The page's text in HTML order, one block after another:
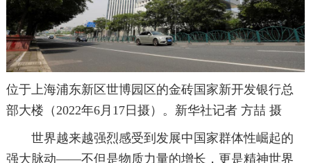
位于上海浦东新区世博园区的金砖国家新开发银行总
部大楼（2022年6月17日摄）。新华社记者 方喆 摄
世界越来越强烈感受到发展中国家群体性崛起的
强大脉动——不但是物质力量的增长，更是精神世界